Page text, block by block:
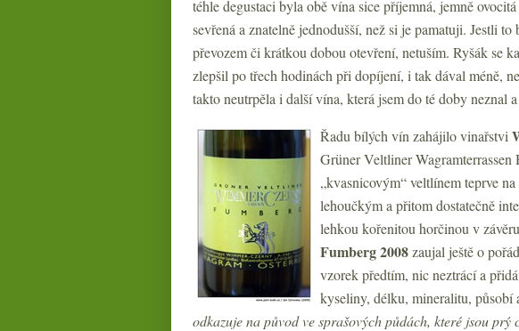
téhle degustaci byla obě vína sice příjemná, jemně
sevřená a znatelně jednodušší, než si je pamatuji. Jestli
převozem či krátkou dobou otevření, netuším. Ryšák se
zlepšil po třech hodinách při dopíjení, i tak dával méně,
takto neutrpěla i další vína, která jsem do té doby neznal
Řadu bílých vín zahájilo vinařstvi
Grüner Veltliner
„kvasnicovým“ veltlínem teprve
lehoučkým a přitom dostatečně
lehkou kořenitou horčinou v
Fumberg 2008zaujal ještě o
vzorek předtím, nic neztrácí a
kyseliny, délku, mineralitu, působí
odkazuje na původ ve sprašových půdách, které jsou